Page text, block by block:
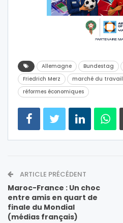
Allemagne Bundestag
Friedrich Merz
marché du travail
réformes économiques
ARTICLE PRÉCÉDENT
Maroc-France : Un choc
entre amis en quart de
finale du Mondial
(médias français)